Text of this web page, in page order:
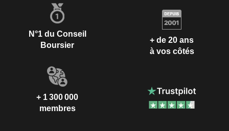
N°1 du Conseil
Boursier
+ de 20 ans
à vos côtés
+ 1 300 000
membres